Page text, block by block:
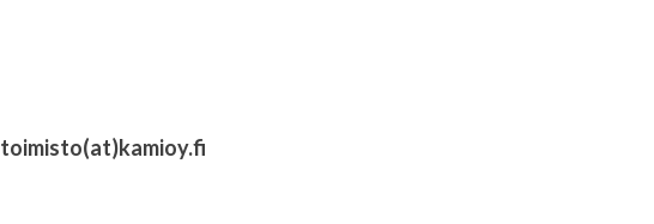
toimisto(at)kamioy.fi